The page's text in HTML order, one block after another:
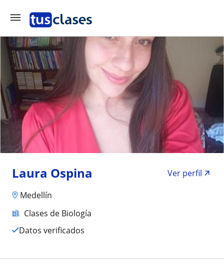
Laura Ospina
Ver perfil
Medellín
Clases de Biología
Datos verificados